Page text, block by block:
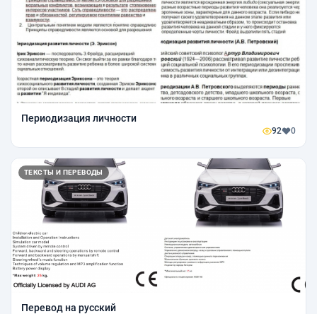
Периодизация личности
92 0
ТЕКСТЫ И ПЕРЕВОДЫ
Перевод на русский